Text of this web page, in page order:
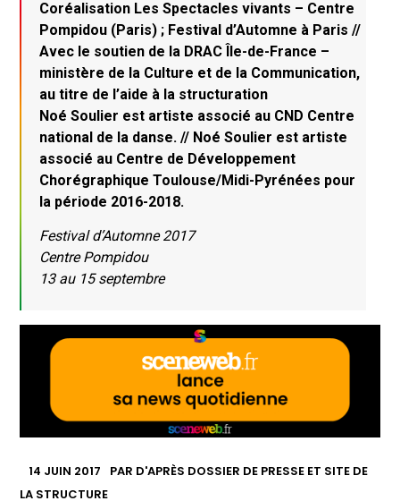
Coréalisation Les Spectacles vivants – Centre
Pompidou (Paris) ; Festival d’Automne à Paris //
Avec le soutien de la DRAC Île-de-France –
ministère de la Culture et de la Communication,
au titre de l’aide à la structuration
Noé Soulier est artiste associé au CND Centre
national de la danse. // Noé Soulier est artiste
associé au Centre de Développement
Chorégraphique Toulouse/Midi-Pyrénées pour
la période 2016-2018.
Festival d’Automne 2017
Centre Pompidou
13 au 15 septembre
14 JUIN 2017 PAR D'APRÈS DOSSIER DE PRESSE ET SITE DE
LA STRUCTURE